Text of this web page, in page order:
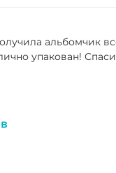
альбомчик
упакован!